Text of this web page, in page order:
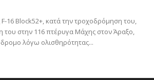
16 Block52+, κατά την τροχοδρόμηση του,
του στην 116 πτέρυγα Μάχης στον Άραξο,
λόγω ολισθηρότητας...